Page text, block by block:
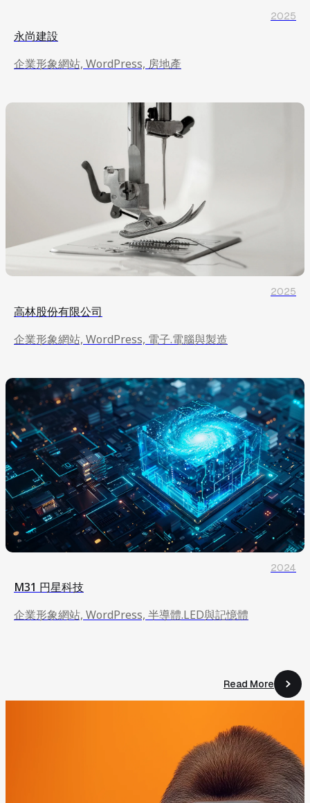
永尚建設
企業形象網站, WordPress, 房地產
2025
高林股份有限公司
企業形象網站, WordPress, 電子.電腦與製造
2025
M31 円星科技
企業形象網站, WordPress, 半導體.LED與記憶體
2024
Read More
Read More